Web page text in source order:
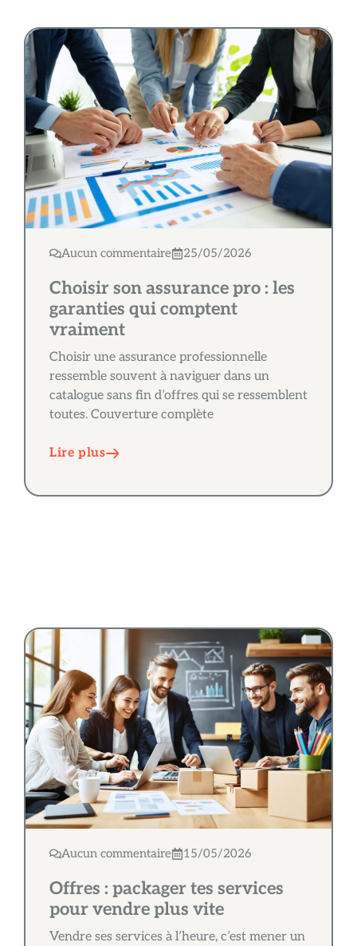
Aucun commentaire 25/05/2026
Choisir son assurance pro : les
garanties qui comptent
vraiment
Choisir une assurance professionnelle
ressemble souvent à naviguer dans un
catalogue sans fin d’offres qui se ressemblent
toutes. Couverture complète
Lire plus
Aucun commentaire 15/05/2026
Offres : packager tes services
pour vendre plus vite
Vendre ses services à l’heure, c’est mener un